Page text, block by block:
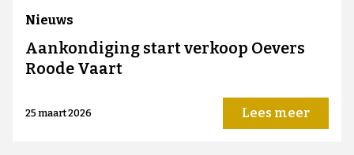
Nieuws
Aankondiging start verkoop Oevers
Roode Vaart
25 maart 2026 Lees meer